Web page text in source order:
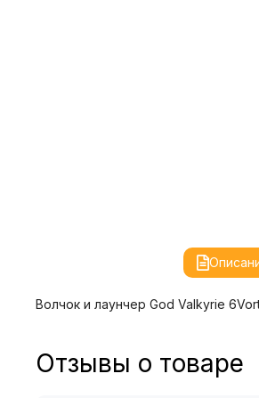
Волчок и лаунчер God Valkyrie
Отзывы о товаре